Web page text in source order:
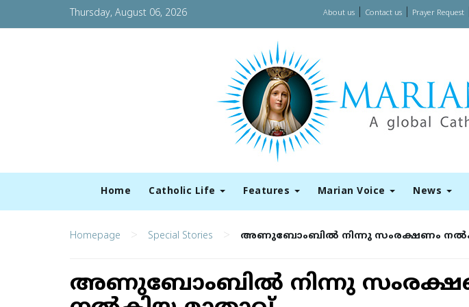
Thursday, August 06, 2026 About us| Contact us| Prayer Request|
Home Catholic Life Features Marian Voice News
Homepage > Special Stories > അണുബോംബില്‍ നിന്നു സംരക്ഷണം
അണുബോംബില്‍ നിന്നു